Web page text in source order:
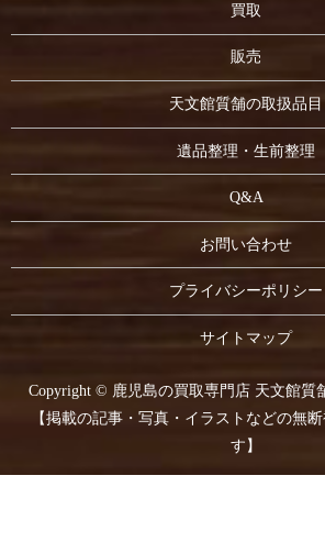
買取
販売
天文館質舗の取扱品目
遺品整理・生前整理
Q&A
お問い合わせ
プライバシーポリシー
サイトマップ
Copyright © 鹿児島の買取専門店 天文館質
【掲載の記事・写真・イラストなどの無
す】